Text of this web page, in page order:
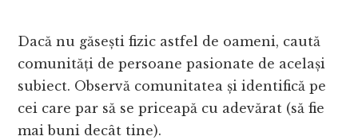
Dacă nu găsești fizic astfel de oameni, caută
comunități de persoane pasionate de același
subiect. Observă comunitatea și identifică pe
cei care par să se priceapă cu adevărat (să fie
mai buni decât tine).